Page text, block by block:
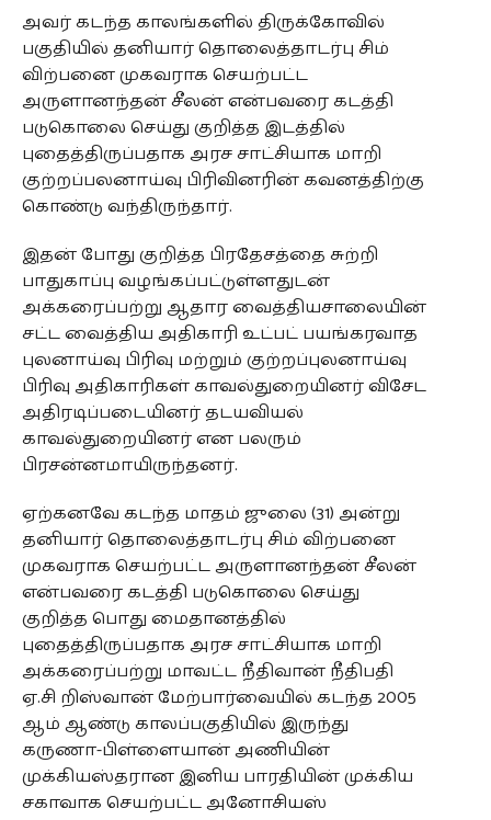
அவர் கடந்த காலங்களில் திருக்கோவில்
பகுதியில் தனியார் தொலைத்தாடர்பு சிம்
விற்பனை முகவராக செயற்பட்ட
அருளானந்தன் சீலன் என்பவரை கடத்தி
படுகொலை செய்து குறித்த இடத்தில்
புதைத்திருப்பதாக அரச சாட்சியாக மாறி
குற்றப்பலனாய்வு பிரிவினரின் கவனத்திற்கு
கொண்டு வந்திருந்தார்.
இதன் போது குறித்த பிரதேசத்தை சுற்றி
பாதுகாப்பு வழங்கப்பட்டுள்ளதுடன்
அக்கரைப்பற்று ஆதார வைத்தியசாலையின்
சட்ட வைத்திய அதிகாரி உட்பட் பயங்கரவாத
புலனாய்வு பிரிவு மற்றும் குற்றப்புலனாய்வு
பிரிவு அதிகாரிகள் காவல்துறையினர் விசேட
அதிரடிப்படையினர் தடயவியல்
காவல்துறையினர் என பலரும்
பிரசன்னமாயிருந்தனர்.
ஏற்கனவே கடந்த மாதம் ஜுலை (31) அன்று
தனியார் தொலைத்தாடர்பு சிம் விற்பனை
முகவராக செயற்பட்ட அருளானந்தன் சீலன்
என்பவரை கடத்தி படுகொலை செய்து
குறித்த பொது மைதானத்தில்
புதைத்திருப்பதாக அரச சாட்சியாக மாறி
அக்கரைப்பற்று மாவட்ட நீதிவான் நீதிபதி
ஏ.சி றிஸ்வான் மேற்பார்வையில் கடந்த 2005
ஆம் ஆண்டு காலப்பகுதியில் இருந்து
கருணா-பிள்ளையான் அணியின்
முக்கியஸ்தரான இனிய பாரதியின் முக்கிய
சகாவாக செயற்பட்ட அனோசியஸ்